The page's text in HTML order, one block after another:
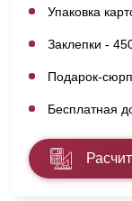
Упаковка
Заклепки -
Подарок-
Бесплатная